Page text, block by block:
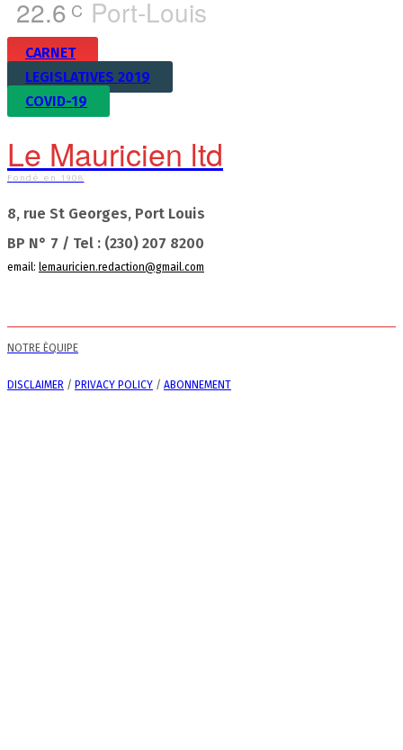
22.6 C Port-Louis
CARNET
LEGISLATIVES 2019
COVID-19
Le Mauricien ltd
Fondé en 1908
8, rue St Georges, Port Louis
BP N° 7 / Tel : (230) 207 8200
email: lemauricien.redaction@gmail.com
NOTRE ÉQUIPE
DISCLAIMER / PRIVACY POLICY / ABONNEMENT